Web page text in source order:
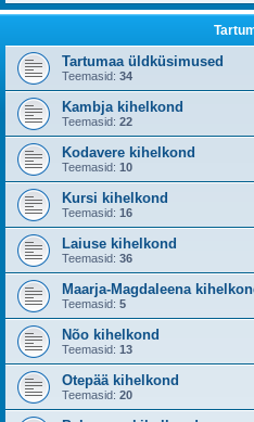
Tartumaa üldküsimused
Teemasid: 34
Kambja kihelkond
Teemasid: 22
Kodavere kihelkond
Teemasid: 10
Kursi kihelkond
Teemasid: 16
Laiuse kihelkond
Teemasid: 36
Maarja-Magdaleena
Teemasid: 5
Nõo kihelkond
Teemasid: 13
Otepää kihelkond
Teemasid: 20